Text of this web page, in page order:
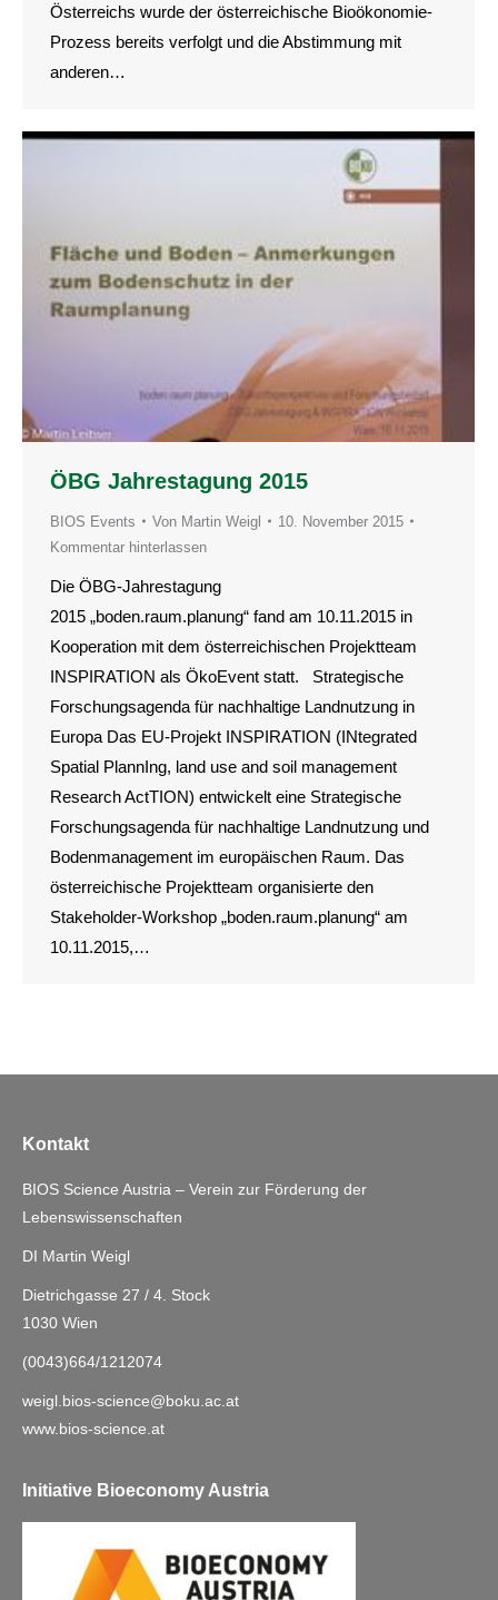
Österreichs wurde der österreichische Bioökonomie-
Prozess bereits verfolgt und die Abstimmung mit
anderen…
ÖBG Jahrestagung 2015
BIOS Events Von Martin Weigl
10. November 2015
Kommentar hinterlassen
Die ÖBG-Jahrestagung
2015 „boden.raum.planung“ fand am 10.11.2015 in
Kooperation mit dem österreichischen Projektteam
INSPIRATION als ÖkoEvent statt. Strategische
Forschungsagenda für nachhaltige Landnutzung in
Europa Das EU-Projekt INSPIRATION (INtegrated
Spatial PlannIng, land use and soil management
Research ActTION) entwickelt eine Strategische
Forschungsagenda für nachhaltige Landnutzung und
Bodenmanagement im europäischen Raum. Das
österreichische Projektteam organisierte den
Stakeholder-Workshop „boden.raum.planung“ am
10.11.2015,…
Kontakt
BIOS Science Austria – Verein zur Förderung der
Lebenswissenschaften
DI Martin Weigl
Dietrichgasse 27 / 4. Stock
1030 Wien
(0043)664/1212074
weigl.bios-science@boku.ac.at
www.bios-science.at
Initiative Bioeconomy Austria